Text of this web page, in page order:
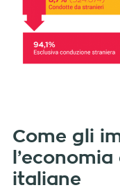
Come gli
italiane